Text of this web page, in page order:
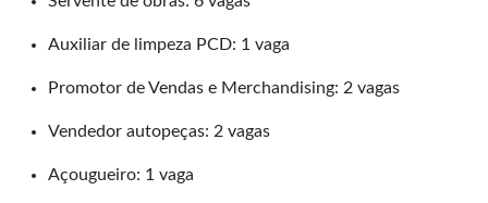
Auxiliar de limpeza PCD: 1 vaga
Promotor de Vendas e Merchandising: 2 vagas
Vendedor autopeças: 2 vagas
Açougueiro: 1 vaga